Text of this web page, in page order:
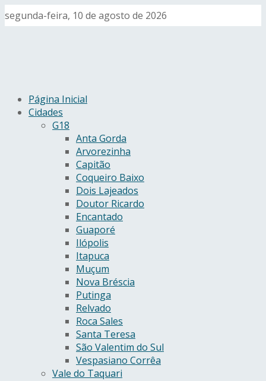
segunda-feira, 10 de agosto de 2026
Página Inicial
Cidades
G18
Anta Gorda
Arvorezinha
Capitão
Coqueiro Baixo
Dois Lajeados
Doutor Ricardo
Encantado
Guaporé
Ilópolis
Itapuca
Muçum
Nova Bréscia
Putinga
Relvado
Roca Sales
Santa Teresa
São Valentim do Sul
Vespasiano Corrêa
Vale do Taquari